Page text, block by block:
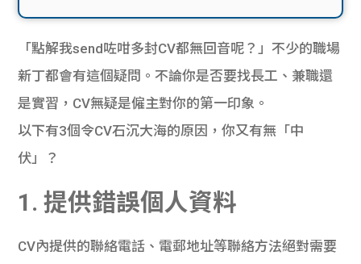
「點解我send咗咁多封CV都無回音呢？」不少的職場
新丁都會有這個疑問。不論你是否要找長工、兼職還
是實習，CV無疑是僱主對你的第一印象。
以下有3個令CV石沉大海的原因，你又有無「中
伏」？
1. 提供錯誤個人資料
CV內提供的聯絡電話、電郵地址等聯絡方法絕對需要